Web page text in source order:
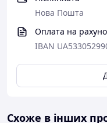
Нова Пошта
Оплата на
IBAN
Схоже в інших